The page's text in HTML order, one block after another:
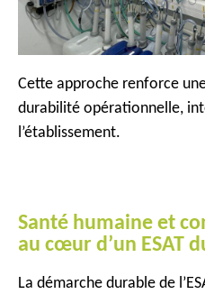
Cette approche renforce
durabilité opérationnelle,
l’établissement.
Santé humaine et
au cœur d’un ESAT
La démarche durable de